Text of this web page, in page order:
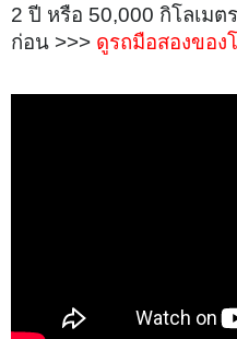
2 ปี หรือ 50,000 กิโลเมต
ก่อน >>> ดูรถมือสองขอ